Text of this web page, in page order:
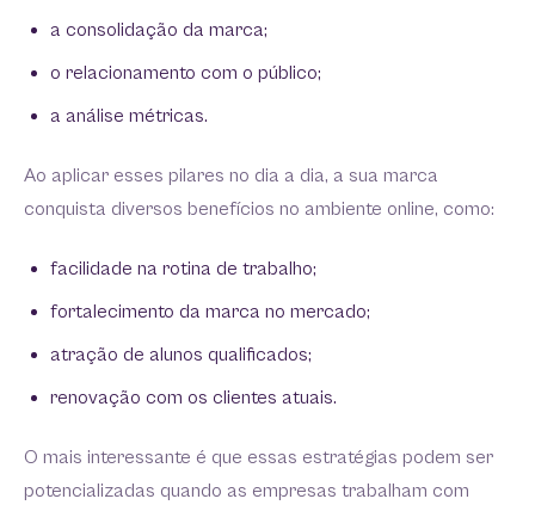
a consolidação da marca;
o relacionamento com o público;
a análise métricas.
Ao aplicar esses pilares no dia a dia, a sua marca
conquista diversos benefícios no ambiente online, como:
facilidade na rotina de trabalho;
fortalecimento da marca no mercado;
atração de alunos qualificados;
renovação com os clientes atuais.
O mais interessante é que essas estratégias podem ser
potencializadas quando as empresas trabalham com